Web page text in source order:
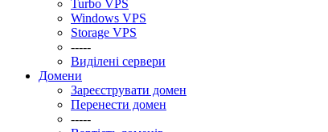
Turbo VPS
Windows VPS
Stоrage VPS
-----
Виділені сервери
Домени
Зареєструвати домен
Перенести домен
-----